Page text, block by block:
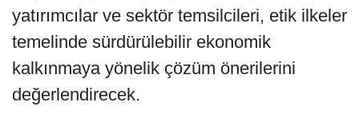
yatırımcılar ve sektör temsilcileri, etik ilkeler
temelinde sürdürülebilir ekonomik
kalkınmaya yönelik çözüm önerilerini
değerlendirecek.